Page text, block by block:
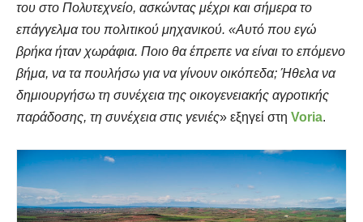
του στο Πολυτεχνείο, ασκώντας μέχρι και σήμερα το
επάγγελμα του πολιτικού μηχανικού. «Αυτό που εγώ
βρήκα ήταν χωράφια. Ποιο θα έπρεπε να είναι το επόμενο
βήμα, να τα πουλήσω για να γίνουν οικόπεδα; Ήθελα να
δημιουργήσω τη συνέχεια της οικογενειακής αγροτικής
παράδοσης, τη συνέχεια στις γενιές» εξηγεί στη Voria.